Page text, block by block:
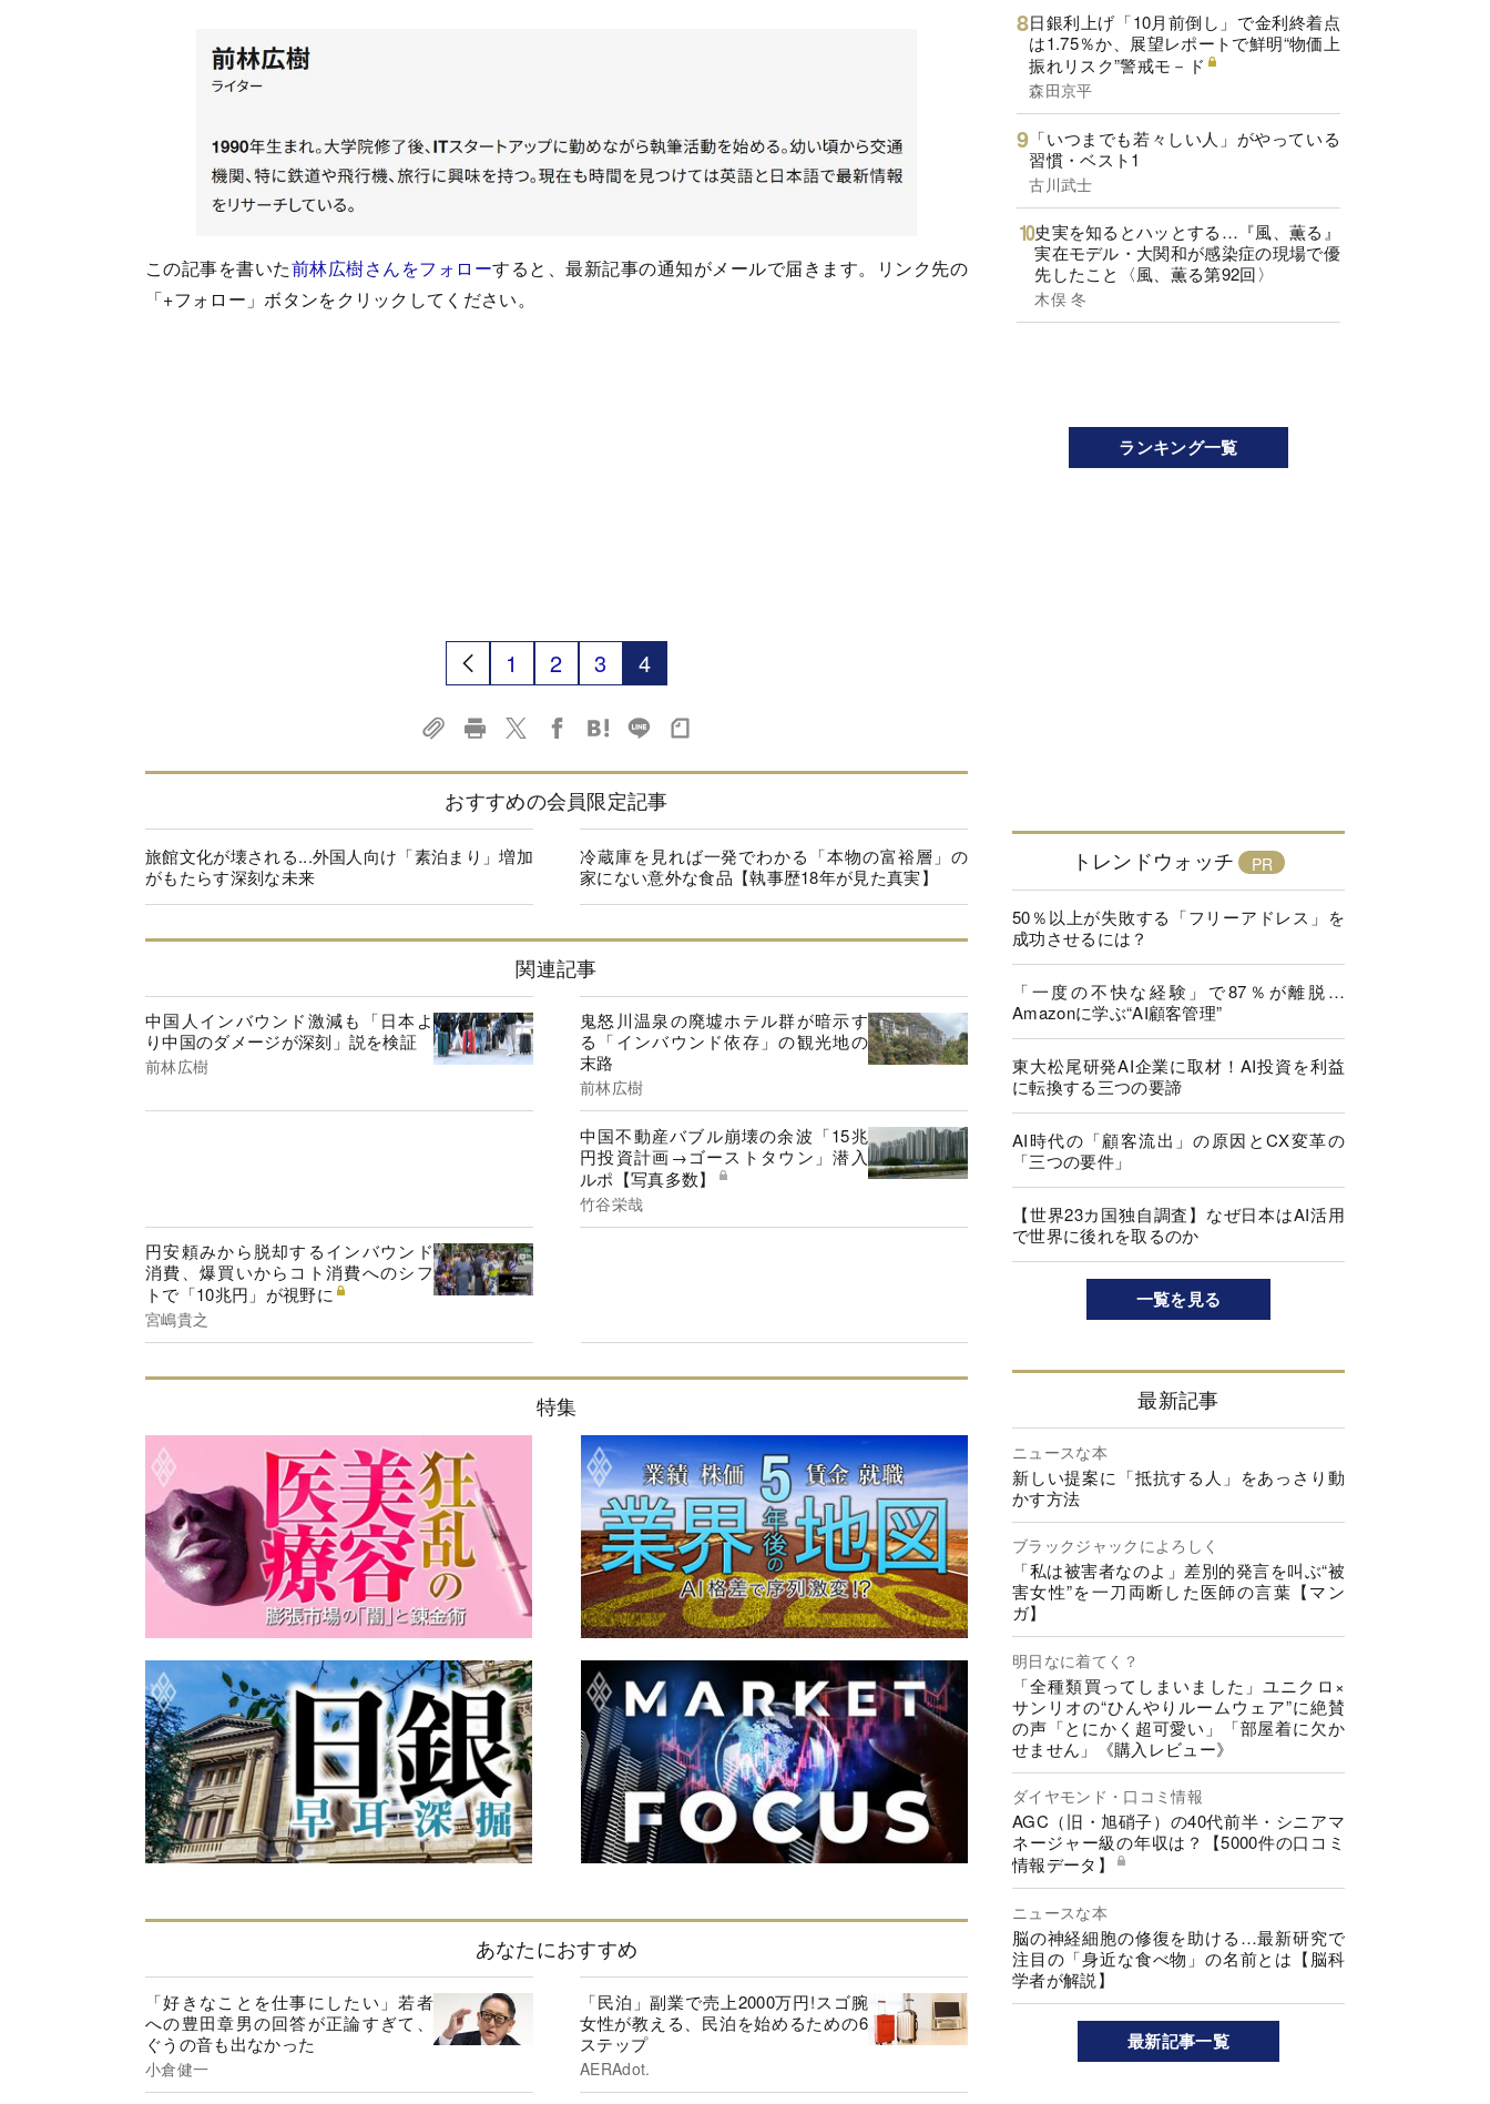
この記事を書いた前林広樹さんをフォローすると、最新記事の通知がメールで届きます。リンク先の
「+フォロー」ボタンをクリックしてください。
1 2 3 4
おすすめの会員限定記事
旅館文化が壊される...外国人向け「素泊まり」増加
がもたらす深刻な未来
冷蔵庫を見れば一発でわかる「本物の富裕層」の
家にない意外な食品【執事歴18年が見た真実】
関連記事
中国人インバウンド激減も「日本よ
り中国のダメージが深刻」説を検証
前林広樹
鬼怒川温泉の廃墟ホテル群が暗示す
る「インバウンド依存」の観光地の
末路
前林広樹
中国不動産バブル崩壊の余波「15兆
円投資計画→ゴーストタウン」潜入
ルポ【写真多数】
竹谷栄哉
円安頼みから脱却するインバウンド
消費、爆買いからコト消費へのシフ
トで「10兆円」が視野に
宮嶋貴之
特集
あなたにおすすめ
「好きなことを仕事にしたい」若者
への豊田章男の回答が正論すぎて、
ぐうの音も出なかった
小倉健一
「民泊」副業で売上2000万円!スゴ腕
女性が教える、民泊を始めるための6
ステップ
AERAdot.
日銀利上げ「10月前倒し」で金利終着点
は1.75％か、展望レポートで鮮明“物価上
振れリスク”警戒モ－ド
森田京平
「いつまでも若々しい人」がやっている
習慣・ベスト1
古川武士
史実を知るとハッとする…『風、薫る』
実在モデル・大関和が感染症の現場で優
先したこと〈風、薫る第92回〉
木俣 冬
ランキング一覧
トレンドウォッチ
50％以上が失敗する「フリーアドレス」を
成功させるには？
「一度の不快な経験」で87％が離脱…
Amazonに学ぶ“AI顧客管理”
東大松尾研発AI企業に取材！AI投資を利益
に転換する三つの要諦
AI時代の「顧客流出」の原因とCX変革の
「三つの要件」
【世界23カ国独自調査】なぜ日本はAI活用
で世界に後れを取るのか
一覧を見る
最新記事
ニュースな本
新しい提案に「抵抗する人」をあっさり動
かす方法
ブラックジャックによろしく
「私は被害者なのよ」差別的発言を叫ぶ“被
害女性”を一刀両断した医師の言葉【マン
ガ】
明日なに着てく？
「全種類買ってしまいました」ユニクロ×
サンリオの“ひんやりルームウェア”に絶賛
の声「とにかく超可愛い」「部屋着に欠か
せません」《購入レビュー》
ダイヤモンド・口コミ情報
AGC（旧・旭硝子）の40代前半・シニアマ
ネージャー級の年収は？【5000件の口コミ
情報データ】
ニュースな本
脳の神経細胞の修復を助ける…最新研究で
注目の「身近な食べ物」の名前とは【脳科
学者が解説】
最新記事一覧